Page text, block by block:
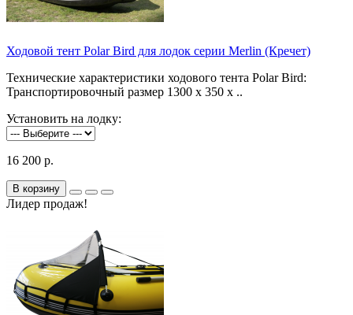
Ходовой тент Polar Bird для лодок серии Merlin (Кречет)
Технические характеристики ходового тента Polar Bird:
Транспортировочный размер 1300 х 350 х ..
Установить на лодку:
16 200 р.
В корзину
Лидер продаж!